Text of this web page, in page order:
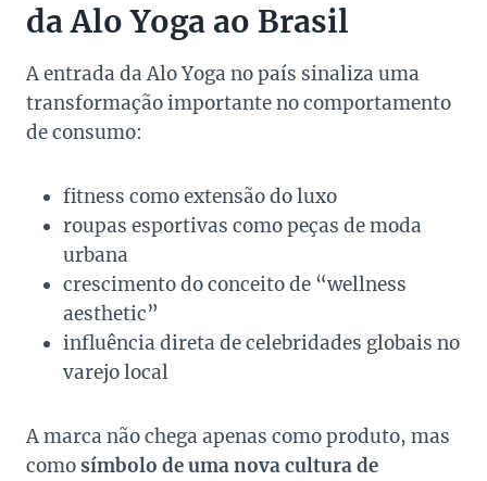
da Alo Yoga ao Brasil
A entrada da Alo Yoga no país sinaliza uma
transformação importante no comportamento
de consumo:
fitness como extensão do luxo
roupas esportivas como peças de moda
urbana
crescimento do conceito de “wellness
aesthetic”
influência direta de celebridades globais no
varejo local
A marca não chega apenas como produto, mas
comosímbolo de uma nova cultura de